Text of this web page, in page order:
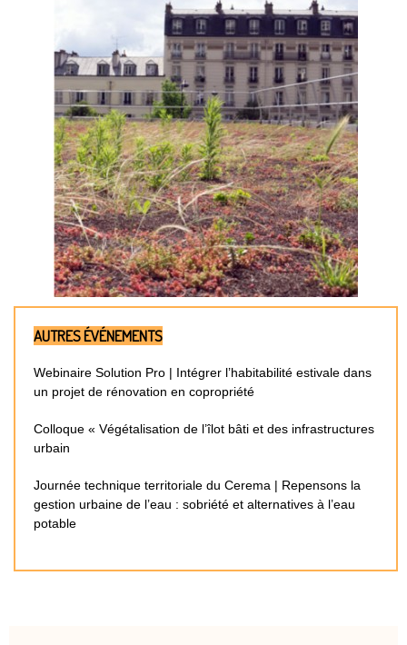
AUTRES ÉVÉNEMENTS
Webinaire Solution Pro | Intégrer l’habitabilité estivale dans
un projet de rénovation en copropriété
Colloque « Végétalisation de l’îlot bâti et des infrastructures
urbain
Journée technique territoriale du Cerema | Repensons la
gestion urbaine de l’eau : sobriété et alternatives à l’eau
potable